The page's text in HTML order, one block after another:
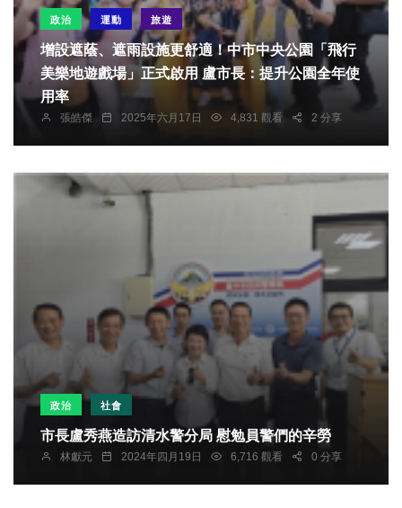
政治 運動 旅遊
增設遮蔭、遮雨設施更舒適！中市中央公園「飛行
美樂地遊戲場」正式啟用 盧市長：提升公園全年使
用率
張皓傑 2025年六月17日 4,831 觀看 2 分享
政治 社會
市長盧秀燕造訪清水警分局 慰勉員警們的辛勞
林獻元 2024年四月19日 6,716 觀看 0 分享